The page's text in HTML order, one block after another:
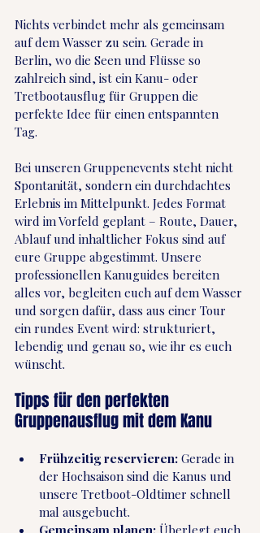
Nichts verbindet mehr als gemeinsam
auf dem Wasser zu sein. Gerade in
Berlin, wo die Seen und Flüsse so
zahlreich sind, ist ein Kanu- oder
Tretbootausflug für Gruppen die
perfekte Idee für einen entspannten
Tag.
Bei unseren Gruppenevents steht nicht
Spontanität, sondern ein durchdachtes
Erlebnis im Mittelpunkt. Jedes Format
wird im Vorfeld geplant – Route, Dauer,
Ablauf und inhaltlicher Fokus sind auf
eure Gruppe abgestimmt. Unsere
professionellen Kanuguides bereiten
alles vor, begleiten euch auf dem Wasser
und sorgen dafür, dass aus einer Tour
ein rundes Event wird: strukturiert,
lebendig und genau so, wie ihr es euch
wünscht.
Tipps für den perfekten
Gruppenausflug mit dem Kanu
Frühzeitig reservieren: Gerade in
der Hochsaison sind die Kanus und
unsere Tretboot-Oldtimer schnell
mal ausgebucht.
Gemeinsam planen: Überlegt euch